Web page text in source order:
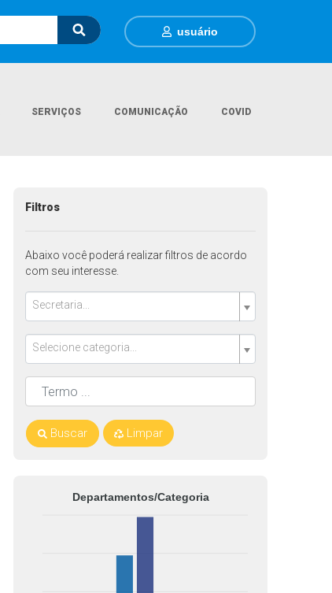
usuário
SERVIÇOS COMUNICAÇÃO COVID
Filtros
Abaixo você poderá realizar filtros de acordo
com seu interesse.
Secretaria...
Selecione categoria...
Buscar Limpar
Departamentos/Categoria